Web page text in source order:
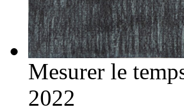
Mesurer le
2022